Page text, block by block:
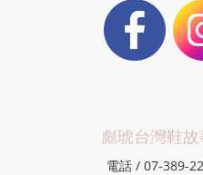
彪琥台灣鞋
電話 / 07-389-